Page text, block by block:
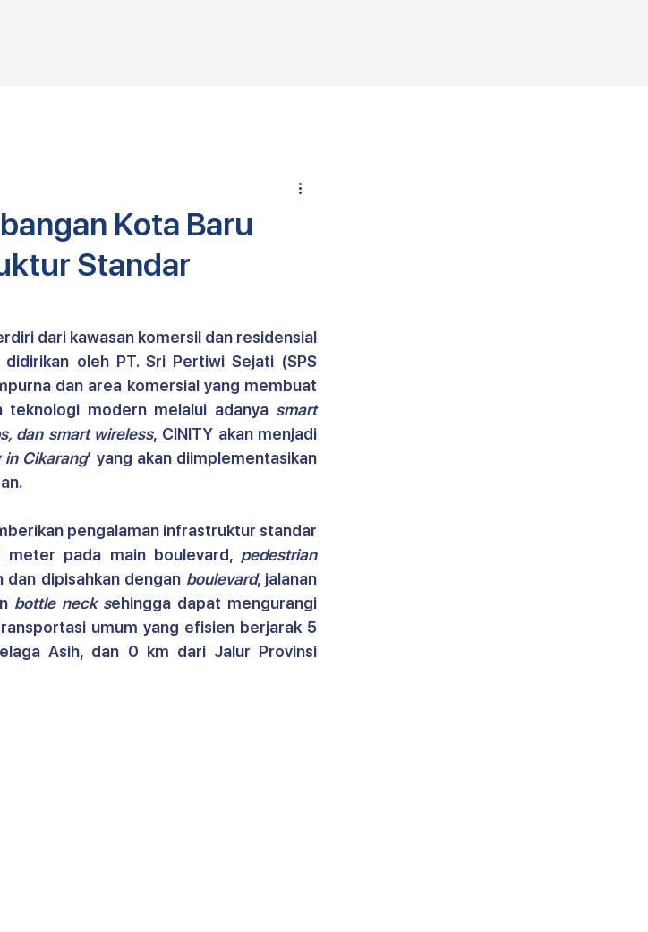
Kota Baru
Standar
dari kawasan komersil dan residensial
oleh PT. Sri Pertiwi Sejati (SPS
dan area komersial yang membuat
teknologi modern melalui adanya smart
dan smart wireless, CINITY akan menjadi
Cikarang’ yang akan diimplementasikan
pengalaman infrastruktur standar
meter pada main boulevard, pedestrian
dan dipisahkan dengan boulevard, jalanan
bottle neck sehingga dapat mengurangi
umum yang efisien berjarak 5
Asih, dan 0 km dari Jalur Provinsi